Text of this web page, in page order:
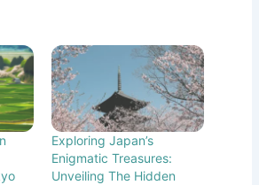
Exploring Japan’s
Enigmatic Treasures:
Unveiling The Hidden